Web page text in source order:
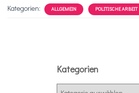
Kategorien: ALLGEMEIN POLITISCHE ARBEIT
Kategorien